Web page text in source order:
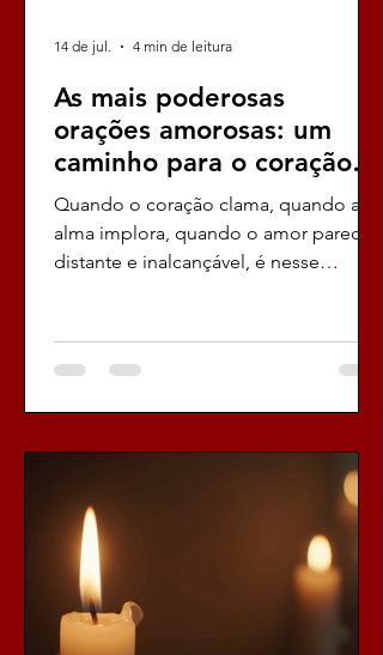
As mais poderosas
orações amorosas: um
caminho para o coração
desejado
Quando o coração clama, quando a
alma implora, quando o amor parece
distante e inalcançável, é nesse
como um farol de esperança, como
uma luz intensa que atravessa a
eu sinto, eu entendo essa urgência,
essa necessidade quase desesperada
de reconquistar, de atrair, de unir
corações que parecem separados
pelo desti
14 de jul. 4 min de leitura